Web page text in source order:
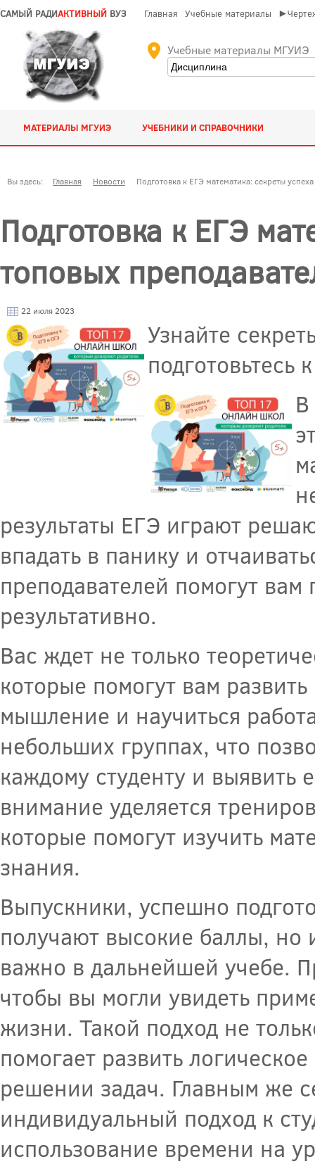
САМЫЙ РАДИАКТИВНЫЙ ВУЗ Главная Учебные материалы
Учебные материалы МГУИЭ
МАТЕРИАЛЫ МГУИЭ УЧЕБНИКИ И СПРАВОЧНИКИ
Вы здесь: Главная Новости Подготовка к ЕГЭ математика: секреты
Подготовка к ЕГЭ
топовых
22 июля 2023
Узнайте
подготовьтесь
В
результаты ЕГЭ играют
впадать в панику и
преподавателей помогут вам
результативно.
Вас ждет не только
которые помогут вам
мышление и научиться
небольших группах, что
каждому студенту и
внимание уделяется
которые помогут изучить
знания.
Выпускники, успешно
получают высокие баллы, но
важно в дальнейшей учебе.
чтобы вы могли увидеть
жизни. Такой подход не
помогает развить
решении задач. Главным же
индивидуальный подход к
использование времени на